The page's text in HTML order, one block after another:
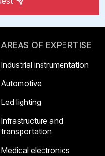
AREAS OF EXPERTISE
Industrial instrumentation
Automotive
Led lighting
Infrastructure and
transportation
Medical electronics